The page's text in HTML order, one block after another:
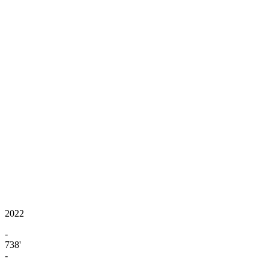
2022
-
738'
-